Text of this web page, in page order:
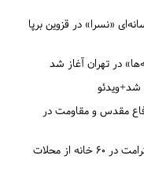
«نسرا» در قزوین برپا
در تهران آغاز شد
شد+ویدئو
مقدس و مقاومت در
جشن‌های خانگی به مناسبت دهه کرامت در 60 خانه از محلات